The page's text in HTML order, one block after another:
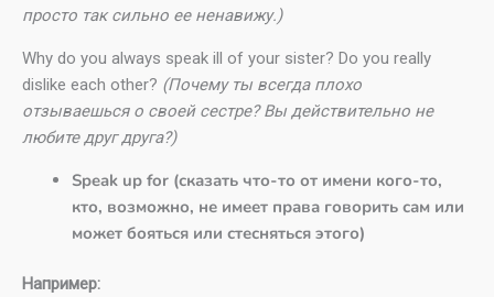
просто так сильно ее ненавижу.)
Why do you always speak ill of your sister? Do you really
dislike each other? (Почему ты всегда плохо
отзываешься о своей сестре? Вы действительно не
любите друг друга?)
Speak up for (сказать что-то от имени кого-то,
кто, возможно, не имеет права говорить сам или
может бояться или стесняться этого)
Например: